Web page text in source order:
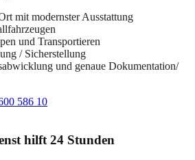
mit modernster Ausstattung
und Transportieren
/ Sicherstellung
und genaue Dokumentation/
586 10
hilft 24 Stunden